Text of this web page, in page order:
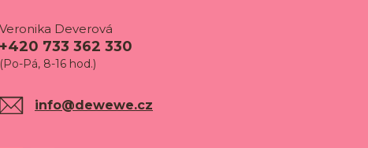
Veronika Deverová
+420 733 362 330
(Po-Pá, 8-16 hod.)
info@dewewe.cz